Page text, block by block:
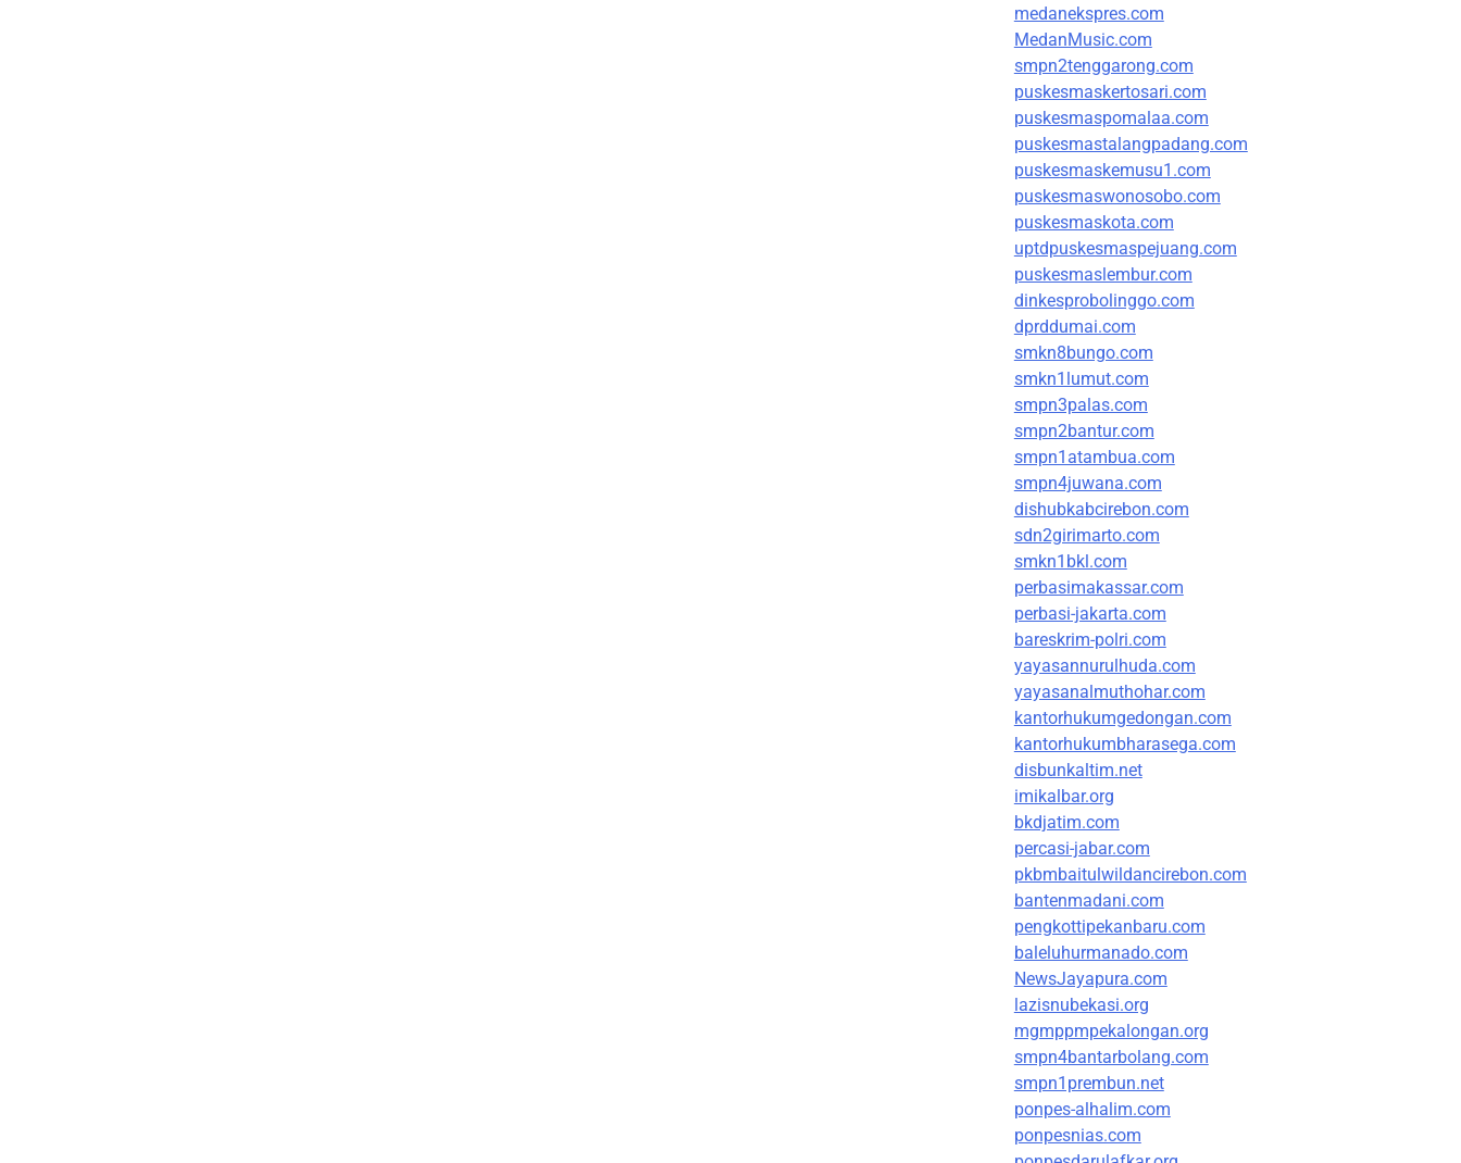
medanekspres.com
MedanMusic.com
smpn2tenggarong.com
puskesmaskertosari.com
puskesmaspomalaa.com
puskesmastalangpadang.com
puskesmaskemusu1.com
puskesmaswonosobo.com
puskesmaskota.com
uptdpuskesmaspejuang.com
puskesmaslembur.com
dinkesprobolinggo.com
dprddumai.com
smkn8bungo.com
smkn1lumut.com
smpn3palas.com
smpn2bantur.com
smpn1atambua.com
smpn4juwana.com
dishubkabcirebon.com
sdn2girimarto.com
smkn1bkl.com
perbasimakassar.com
perbasi-jakarta.com
bareskrim-polri.com
yayasannurulhuda.com
yayasanalmuthohar.com
kantorhukumgedongan.com
kantorhukumbharasega.com
disbunkaltim.net
imikalbar.org
bkdjatim.com
percasi-jabar.com
pkbmbaitulwildancirebon.com
bantenmadani.com
pengkottipekanbaru.com
baleluhurmanado.com
NewsJayapura.com
lazisnubekasi.org
mgmppmpekalongan.org
smpn4bantarbolang.com
smpn1prembun.net
ponpes-alhalim.com
ponpesnias.com